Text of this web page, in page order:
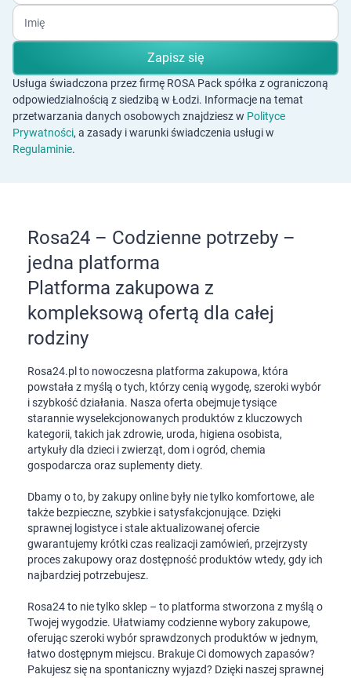
Imię
Zapisz się
Usługa świadczona przez firmę ROSA Pack spółka z ograniczoną
odpowiedzialnością z siedzibą w Łodzi. Informacje na temat
przetwarzania danych osobowych znajdziesz w Polityce
Prywatności, a zasady i warunki świadczenia usługi w
Regulaminie.
Rosa24 – Codzienne potrzeby –
jedna platforma
Platforma zakupowa z
kompleksową ofertą dla całej
rodziny
Rosa24.pl to nowoczesna platforma zakupowa, która
powstała z myślą o tych, którzy cenią wygodę, szeroki wybór
i szybkość działania. Nasza oferta obejmuje tysiące
starannie wyselekcjonowanych produktów z kluczowych
kategorii, takich jak zdrowie, uroda, higiena osobista,
artykuły dla dzieci i zwierząt, dom i ogród, chemia
gospodarcza oraz suplementy diety.
Dbamy o to, by zakupy online były nie tylko komfortowe, ale
także bezpieczne, szybkie i satysfakcjonujące. Dzięki
sprawnej logistyce i stale aktualizowanej ofercie
gwarantujemy krótki czas realizacji zamówień, przejrzysty
proces zakupowy oraz dostępność produktów wtedy, gdy ich
najbardziej potrzebujesz.
Rosa24 to nie tylko sklep – to platforma stworzona z myślą o
Twojej wygodzie. Ułatwiamy codzienne wybory zakupowe,
oferując szeroki wybór sprawdzonych produktów w jednym,
łatwo dostępnym miejscu. Brakuje Ci domowych zapasów?
Pakujesz się na spontaniczny wyjazd? Dzięki naszej sprawnej